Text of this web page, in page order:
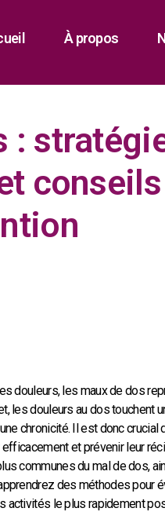
À propos
:
douleurs, les maux de dos
les douleurs au dos touchent
chronicité. Il est donc
et prévenir leur
communes du mal de dos,
des méthodes pour
activités le plus rapidement